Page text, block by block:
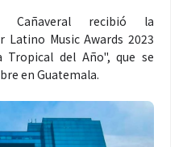
Cañaveral recibió la
Music Awards 2023
del Año", que se
en Guatemala.